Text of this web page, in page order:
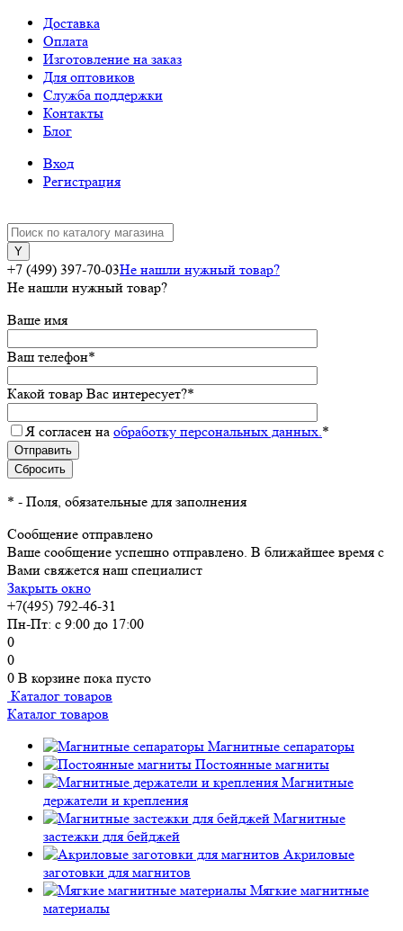
Доставка
Оплата
Изготовление на заказ
Для оптовиков
Служба поддержки
Контакты
Блог
Вход
Регистрация
+7 (499) 397-70-03Не нашли нужный товар?
Не нашли нужный товар?
Ваше имя
Ваш телефон*
Какой товар Вас интересует?*
Я согласен на обработку персональных данных.*
* - Поля, обязательные для заполнения
Сообщение отправлено
Ваше сообщение успешно отправлено. В ближайшее время с
Вами свяжется наш специалист
Закрыть окно
+7(495) 792-46-31
Пн-Пт: с 9:00 до 17:00
0
0
0 В корзине пока пусто
Каталог товаров
Каталог товаров
Магнитные сепараторы
Постоянные магниты
Магнитные
держатели и крепления
Магнитные
застежки для бейджей
Акриловые
заготовки для магнитов
Мягкие магнитные
материалы